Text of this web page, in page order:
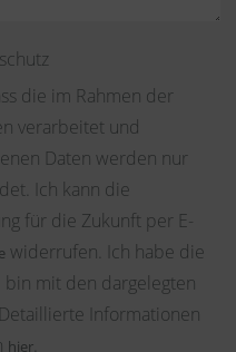
die im Rahmen der
verarbeitet und
Daten werden nur
Ich kann die
für die Zukunft per E-
widerrufen. Ich habe die
bin mit den dargelegten
Informationen
hier.